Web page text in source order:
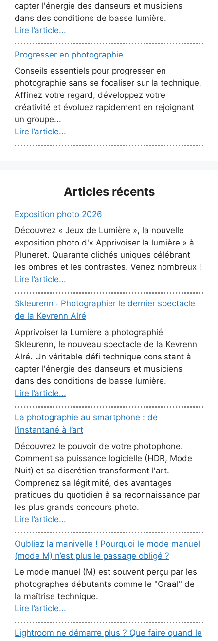
capter l'énergie des danseurs et musiciens
dans des conditions de basse lumière.
Lire l’article...
Progresser en photographie
Conseils essentiels pour progresser en
photographie sans se focaliser sur la technique.
Affinez votre regard, développez votre
créativité et évoluez rapidement en rejoignant
un groupe...
Lire l’article...
Articles récents
Exposition photo 2026
Découvrez « Jeux de Lumière », la nouvelle
exposition photo d'« Apprivoiser la lumière » à
Pluneret. Quarante clichés uniques célébrant
les ombres et les contrastes. Venez nombreux !
Lire l’article...
Skleurenn : Photographier le dernier spectacle
de la Kevrenn Alré
Apprivoiser la Lumière a photographié
Skleurenn, le nouveau spectacle de la Kevrenn
Alré. Un véritable défi technique consistant à
capter l'énergie des danseurs et musiciens
dans des conditions de basse lumière.
Lire l’article...
La photographie au smartphone : de
l’instantané à l’art
Découvrez le pouvoir de votre photophone.
Comment sa puissance logicielle (HDR, Mode
Nuit) et sa discrétion transforment l'art.
Comprenez sa légitimité, des avantages
pratiques du quotidien à sa reconnaissance par
les plus grands concours photo.
Lire l’article...
Oubliez la manivelle ! Pourquoi le mode manuel
(mode M) n’est plus le passage obligé ?
Le mode manuel (M) est souvent perçu par les
photographes débutants comme le "Graal" de
la maîtrise technique.
Lire l’article...
Lightroom ne démarre plus ? Que faire quand le